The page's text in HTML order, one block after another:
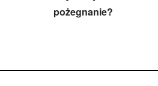
pożegnanie?